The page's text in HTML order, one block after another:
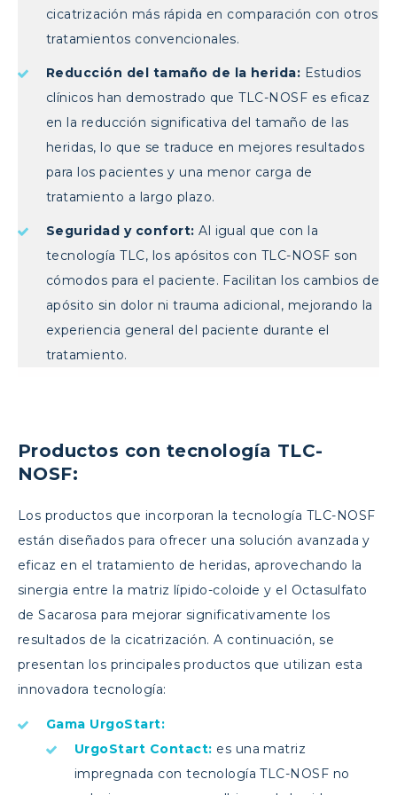
cicatrización más rápida en comparación con otros
tratamientos convencionales.
Reducción del tamaño de la herida: Estudios
clínicos han demostrado que TLC-NOSF es eficaz
en la reducción significativa del tamaño de las
heridas, lo que se traduce en mejores resultados
para los pacientes y una menor carga de
tratamiento a largo plazo.
Seguridad y confort: Al igual que con la
tecnología TLC, los apósitos con TLC-NOSF son
cómodos para el paciente. Facilitan los cambios de
apósito sin dolor ni trauma adicional, mejorando la
experiencia general del paciente durante el
tratamiento.
Productos con tecnología TLC-
NOSF:
Los productos que incorporan la tecnología TLC-NOSF
están diseñados para ofrecer una solución avanzada y
eficaz en el tratamiento de heridas, aprovechando la
sinergia entre la matriz lípido-coloide y el Octasulfato
de Sacarosa para mejorar significativamente los
resultados de la cicatrización. A continuación, se
presentan los principales productos que utilizan esta
innovadora tecnología:
Gama UrgoStart:
UrgoStart Contact: es una matriz
impregnada con tecnología TLC-NOSF no